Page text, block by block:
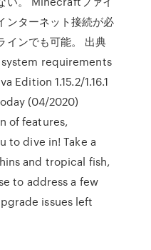
ンターネット接続が必
インでも可能。 出典
system requirements
Edition 1.15.2/1.16.1
(04/2020)
of features,
to dive in! Take a
and tropical fish,
to address a few
issues left